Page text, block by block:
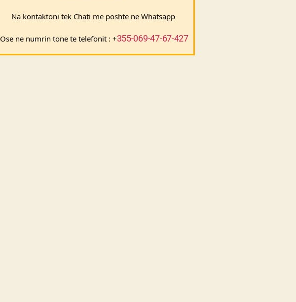
Na kontaktoni tek Chati me poshte ne Whatsapp
Ose ne numrin tone te telefonit : +355-069-47-67-427